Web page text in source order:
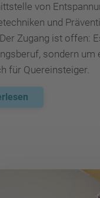
von
und
Zugang ist offen:
sondern um
für Quereinsteiger.